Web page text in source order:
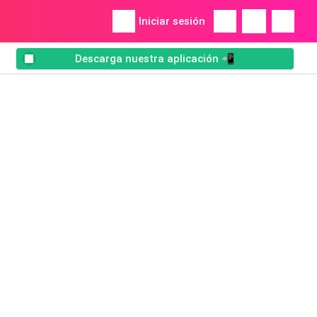
Iniciar sesión
Descarga nuestra aplicación 📲